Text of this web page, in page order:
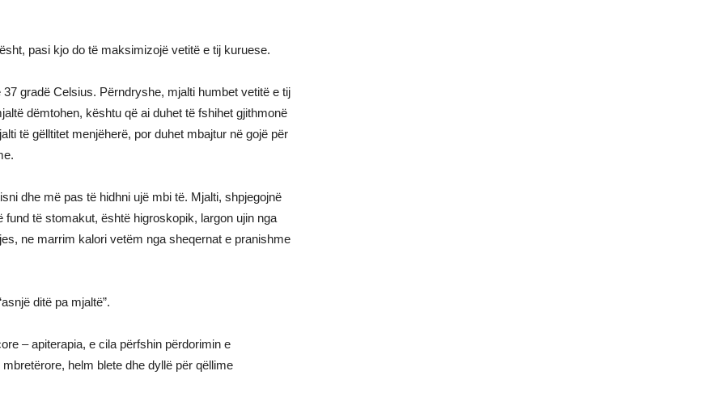
pasi kjo do të maksimizojë vetitë e tij kuruese.
gradë Celsius. Përndryshe, mjalti humbet vetitë e tij
dëmtohen, kështu që ai duhet të fshihet gjithmonë
të gëlltitet menjëherë, por duhet mbajtur në gojë për
dhe më pas të hidhni ujë mbi të. Mjalti, shpjegojnë
të stomakut, është higroskopik, largon ujin nga
ne marrim kalori vetëm nga sheqernat e pranishme
ditë pa mjaltë”.
– apiterapia, e cila përfshin përdorimin e
helm blete dhe dyllë për qëllime